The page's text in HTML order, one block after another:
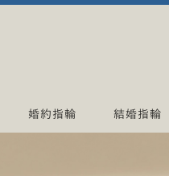
婚約指輪 結婚指輪